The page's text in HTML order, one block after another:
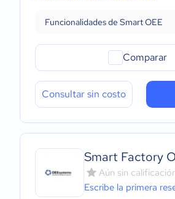
Funcionalidades de Smart OEE
Comparar
Consultar sin costo
Smart Factory
Aún sin
Escribe la primera